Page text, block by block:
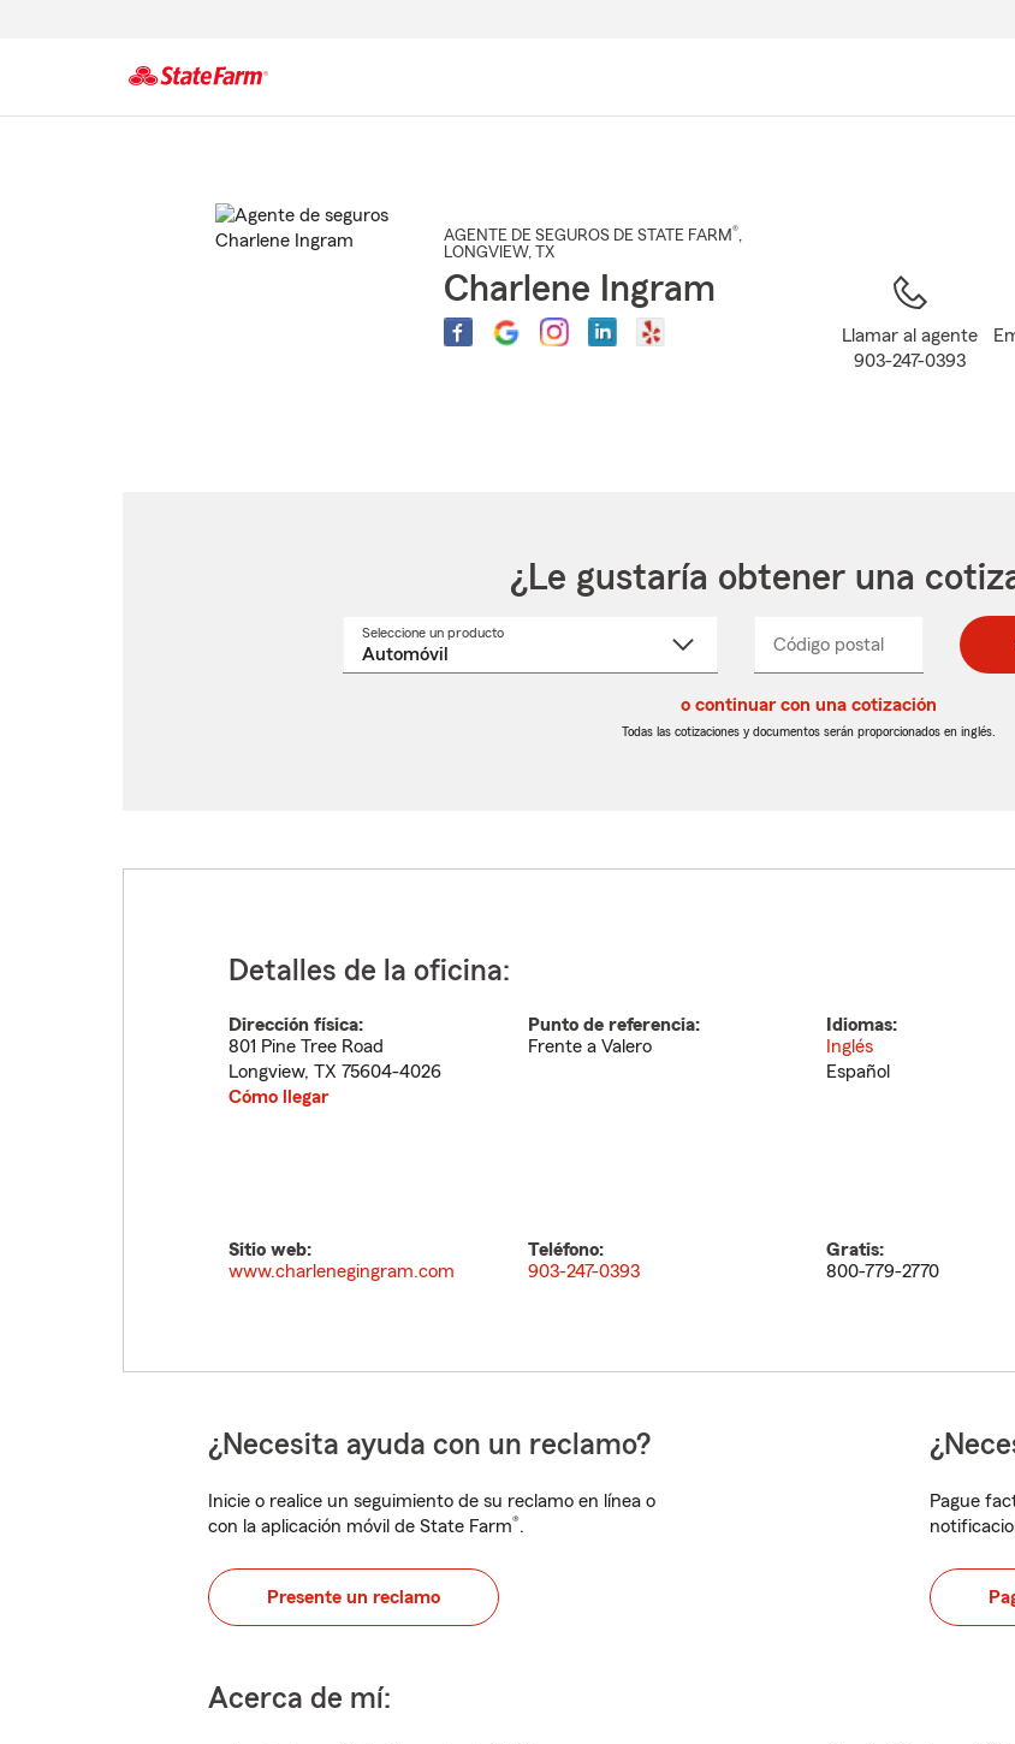
AGENTE DE SEGUROS DE STATE FARM®,
LONGVIEW, TX
Charlene Ingram
Llamar al agente
903-247-0393
¿Le gustaría obtener una
Seleccione un productoSeleccione
Código postal
postal
de
postal
de
_____
o continuar con una cotización
Todas las cotizaciones y documentos serán proporcionados en inglés.
Detalles de la oficina:
Dirección física:
801 Pine Tree Road
Longview, TX 75604-4026
Cómo llegar
Punto de referencia:
Frente a Valero
Idiomas:
Inglés
Español
Sitio web:
www.charlenegingram.com
Teléfono:
903-247-0393
Gratis:
800-779-2770
¿Necesita ayuda con un reclamo?
Inicie o realice un seguimiento de su reclamo en línea o
con la aplicación móvil de State Farm®.
Presente un reclamo
Pague
Acerca de mí: